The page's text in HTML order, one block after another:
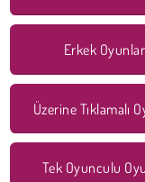
Erkek
Üzerine Tıklamalı
Tek Oyunculu